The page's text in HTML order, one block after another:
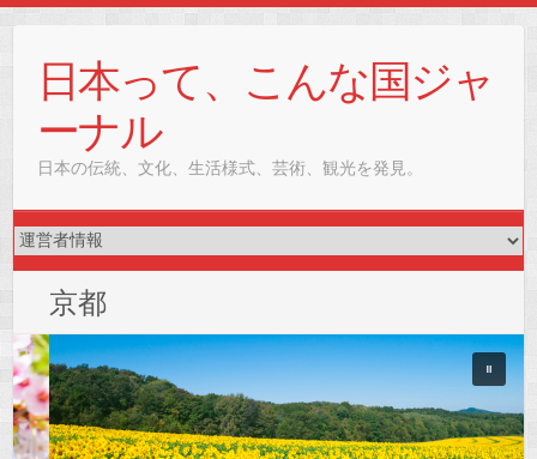
content日本って、こんな国ジャ
ーナル
日本の伝統、文化、生活様式、芸術、観光を発見。
京都